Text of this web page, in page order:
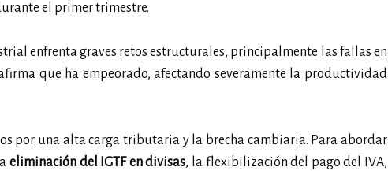
el primer trimestre.
enfrenta graves retos estructurales, principalmente las fallas en
que ha empeorado, afectando severamente la productividad
por una alta carga tributaria y la brecha cambiaria. Para abordar
eliminación del IGTF en divisas, la flexibilización del pago del IVA,